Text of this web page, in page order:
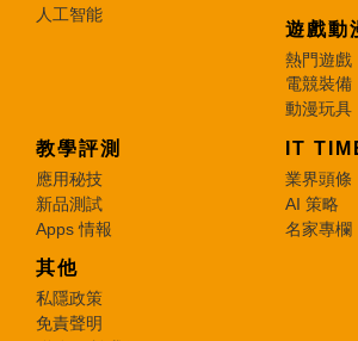
人工智能
遊戲動
熱門遊戲
電競裝備
動漫玩具
教學評測
應用秘技
新品測試
Apps 情報
IT
業界頭條
AI 策略
名家專欄
其他
私隱政策
免責聲明